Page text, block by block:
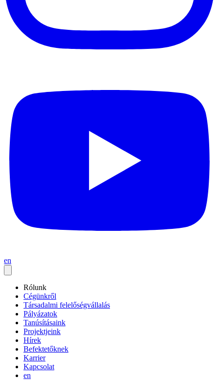
en
Rólunk
Cégünkről
Társadalmi felelőségvállalás
Pályázatok
Tanúsításaink
Projektjeink
Hírek
Befektetőknek
Karrier
Kapcsolat
en